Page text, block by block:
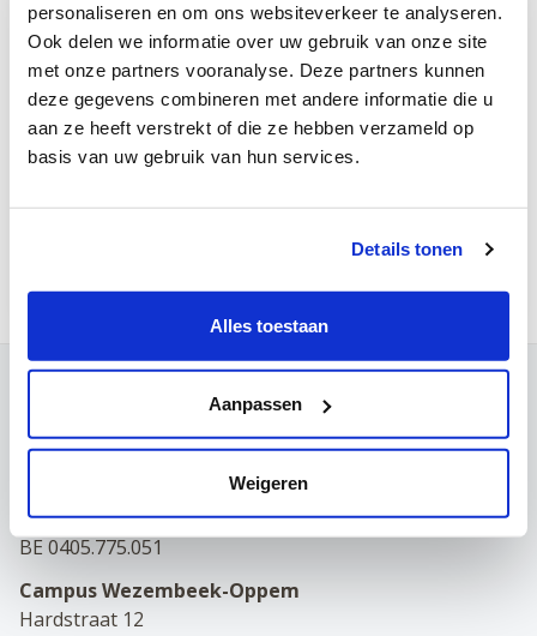
personaliseren en om ons websiteverkeer te analyseren.
Ook delen we informatie over uw gebruik van onze site
met onze partners vooranalyse. Deze partners kunnen
deze gegevens combineren met andere informatie die u
aan ze heeft verstrekt of die ze hebben verzameld op
basis van uw gebruik van hun services.
Details tonen
Alles toestaan
Aanpassen
Weigeren
Uitbreiding raadpleging urologie
in MCH Wezembeek-Oppem
Bij de start van de maand april mogen we
twee nieuwe artsen-specialisten
verwelkomen! Samen gaan ze de zorg
voor onze urologische patiënten verder
uitbouwen.
Campus Leuven
Maria Theresiastraat 63 A
Onthaal:016 31 01 00
BE 0405.775.051
Campus Wezembeek-Oppem
Hardstraat 12